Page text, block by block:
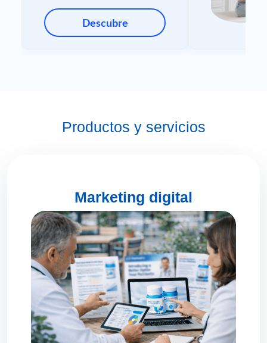
Descubre
Productos y servicios
Marketing digital